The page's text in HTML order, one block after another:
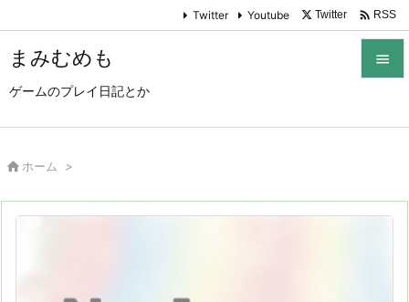
まみむめも
ゲームのプレイ日記とか

Twitter Youtube Twitter  RSS
 ホーム >